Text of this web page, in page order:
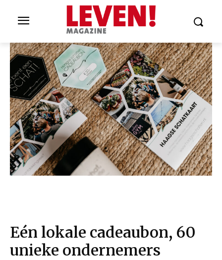
Eén lokale cadeaubon, 60
unieke ondernemers